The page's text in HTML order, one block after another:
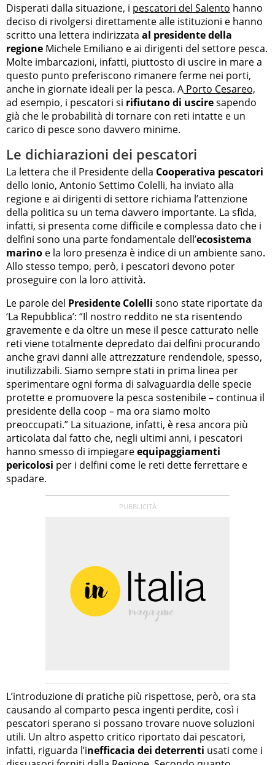
Disperati dalla situazione, i pescatori del Salento hanno
deciso di rivolgersi direttamente alle istituzioni e hanno
scritto una lettera indirizzata al presidente della
regione Michele Emiliano e ai dirigenti del settore pesca.
Molte imbarcazioni, infatti, piuttosto di uscire in mare a
questo punto preferiscono rimanere ferme nei porti,
anche in giornate ideali per la pesca. A Porto Cesareo,
ad esempio, i pescatori si rifiutano di usciresapendo
già che le probabilità di tornare con reti intatte e un
carico di pesce sono davvero minime.
Le dichiarazioni dei pescatori
La lettera che il Presidente della Cooperativa pescatori
dello Ionio, Antonio Settimo Colelli, ha inviato alla
regione e ai dirigenti di settore richiama l’attenzione
della politica su un tema davvero importante. La sfida,
infatti, si presenta come difficile e complessa dato che i
delfini sono una parte fondamentale dell’ecosistema
marino e la loro presenza è indice di un ambiente sano.
Allo stesso tempo, però, i pescatori devono poter
proseguire con la loro attività.
Le parole del Presidente Colelli sono state riportate da
‘La Repubblica’: “Il nostro reddito ne sta risentendo
gravemente e da oltre un mese il pesce catturato nelle
reti viene totalmente depredato dai delfini procurando
anche gravi danni alle attrezzature rendendole, spesso,
inutilizzabili. Siamo sempre stati in prima linea per
sperimentare ogni forma di salvaguardia delle specie
protette e promuovere la pesca sostenibile – continua il
presidente della coop – ma ora siamo molto
preoccupati.” La situazione, infatti, è resa ancora più
articolata dal fatto che, negli ultimi anni, i pescatori
hanno smesso di impiegareequipaggiamenti
pericolosi per i delfini come le reti dette ferrettare e
spadare.
L’introduzione di pratiche più rispettose, però, ora sta
causando al comparto pesca ingenti perdite, così i
pescatori sperano si possano trovare nuove soluzioni
utili. Un altro aspetto critico riportato dai pescatori,
infatti, riguarda l’inefficacia dei deterrenti usati come i